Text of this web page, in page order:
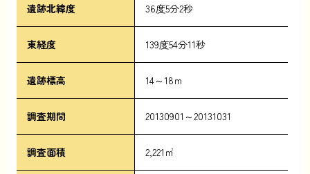
遺跡北緯度 36度5分2秒
東経度 139度54分11秒
遺跡標高 14～18ｍ
調査期間 20130901～20131031
調査面積 2,221㎡